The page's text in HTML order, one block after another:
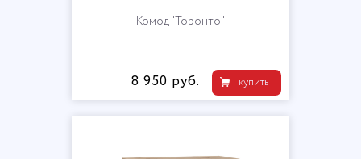
Комод "Торонто"
купить
8 950 руб.